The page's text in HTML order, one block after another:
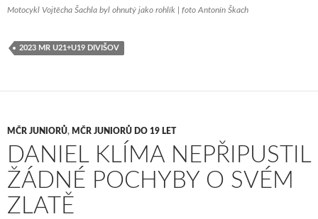
Motocykl Vojtěcha Šachla byl ohnutý jako rohlík | foto Antonín Škach
2023 MR U21+U19 DIVIŠOV
MČR JUNIORŮ, MČR JUNIORŮ DO 19 LET
DANIEL KLÍMA NEPŘIPUSTIL
ŽÁDNÉ POCHYBY O SVÉM
ZLATĚ